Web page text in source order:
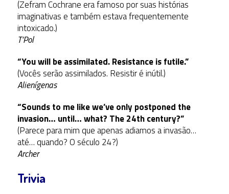
(Zefram Cochrane era famoso por suas histórias
imaginativas e também estava frequentemente
intoxicado.)
T’Pol
“You will be assimilated. Resistance is futile.”
(Vocês serão assimilados. Resistir é inútil.)
Alienígenas
“Sounds to me like we’ve only postponed the
invasion… until… what? The 24th century?”
(Parece para mim que apenas adiamos a invasão…
até… quando? O século 24?)
Archer
Trivia